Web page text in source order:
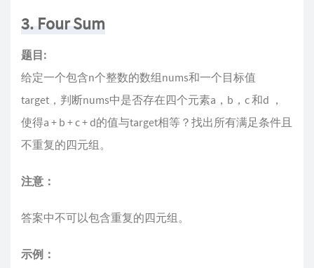
3. Four Sum
题目:
给定一个包含n个整数的数组nums和一个目标值
target，判断nums中是否存在四个元素a，b，c 和d ，
使得a + b + c + d的值与target相等？找出所有满足条件且
不重复的四元组。
注意：
答案中不可以包含重复的四元组。
示例：